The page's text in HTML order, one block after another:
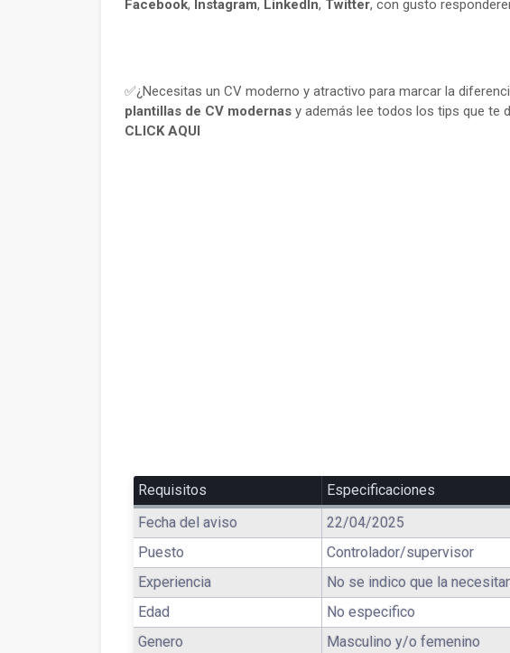
Facebook, Instagram, LinkedIn, Twitter, con gusto
✅¿Necesitas un CV moderno y atractivo para marcar la
plantillas de CV modernas y además lee todos los tips que te
CLICK AQUI
Requisitos
Especificaciones
Fecha del aviso
22/04/2025
Puesto
Controlador/supervisor
Experiencia
No se indico que la
Edad
No especifico
Genero
Masculino y/o femenino